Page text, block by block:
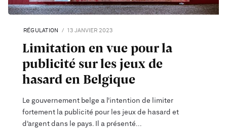
RÉGULATION 13 JANVIER 2023
Limitation en vue pour la
publicité sur les jeux de
hasard en Belgique
Le gouvernement belge a l’intention de limiter
fortement la publicité pour les jeux de hasard et
d’argent dans le pays. Il a présenté